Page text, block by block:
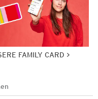
FAMILY CARD